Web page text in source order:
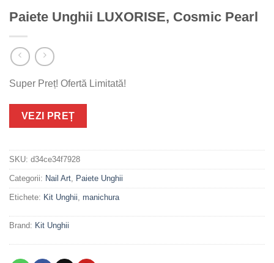
Paiete Unghii LUXORISE, Cosmic Pearl
Super Preț! Ofertă Limitată!
VEZI PREȚ
SKU: d34ce34f7928
Categorii: Nail Art, Paiete Unghii
Etichete: Kit Unghii, manichura
Brand: Kit Unghii